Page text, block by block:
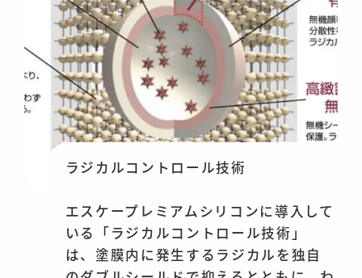
ラジカルコントロール技術
エスケープレミアムシリコンに導入して
いる「ラジカルコントロール技術」
は、塗膜内に発生するラジカルを独自